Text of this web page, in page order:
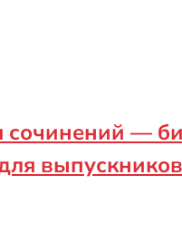
сочинений —
выпускников